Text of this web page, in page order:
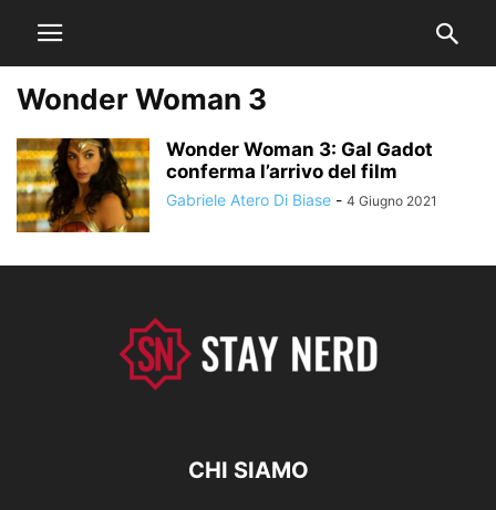
Wonder Woman 3
Wonder Woman 3: Gal Gadot
conferma l’arrivo del film
Gabriele Atero Di Biase - 4 Giugno 2021
CHI SIAMO